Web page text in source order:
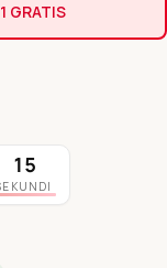
1 GRATIS
14